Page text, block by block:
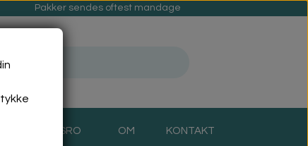
Pakker sendes oftest mandage
OG SINDSRO OM KONTAKT